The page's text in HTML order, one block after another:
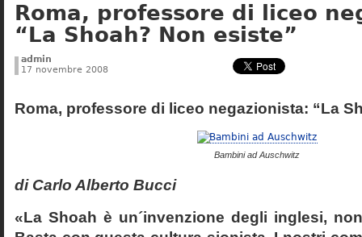
Non dimenticare Storia di Israele
Roma, professore di liceo
“La Shoah? Non esiste”
admin
17 novembre 2008
Roma, professore di liceo negazionista: “La
Bambini ad Auschwitz
di Carlo Alberto Bucci
«La Shoah è un´invenzione degli inglesi,